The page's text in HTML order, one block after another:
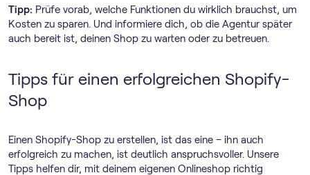
Tipp: Prüfe vorab, welche Funktionen du wirklich brauchst, um
Kosten zu sparen. Und informiere dich, ob die Agentur später
auch bereit ist, deinen Shop zu warten oder zu betreuen.
Tipps für einen erfolgreichen Shopify-
Shop
Einen Shopify-Shop zu erstellen, ist das eine – ihn auch
erfolgreich zu machen, ist deutlich anspruchsvoller. Unsere
Tipps helfen dir, mit deinem eigenen Onlineshop richtig